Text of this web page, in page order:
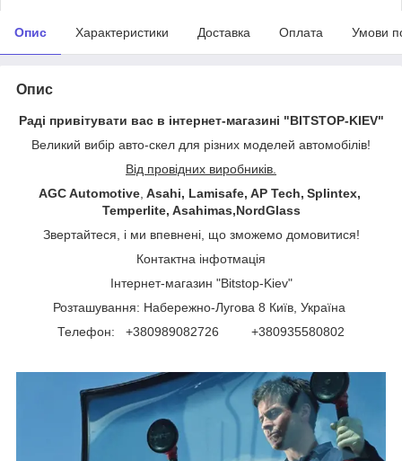
Опис Характеристики Доставка Оплата Умови
Опис
Раді привітувати вас в інтернет-магазині "BITSTOP-KIEV"
Великий вибір авто-скел для різних моделей автомобілів!
Від провідних виробників.
AGC Automotive Asahi, Lamisafe, AP Tech, Splintex,
Temperlite, Asahimas,NordGlass
Звертайтеся, і ми впевнені, що зможемо домовитися!
Контактна інфотмація
Інтернет-магазин "Bitstop-Kiev"
Розташування: Набережно-Лугова 8 Київ, Україна
Телефон: +380989082726 +380935580802